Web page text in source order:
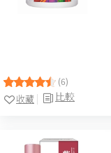
(6)
比較
收藏